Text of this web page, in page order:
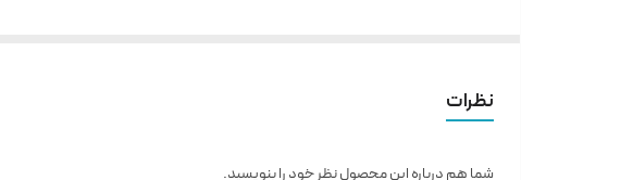
📍حجم : 30 میل
📍مناسب برای : آقایان
نظرات
شما هم درباره این محصول نظر خود را بنویسید.